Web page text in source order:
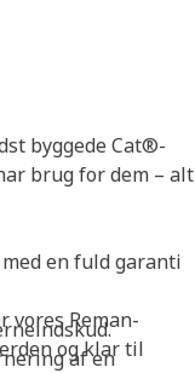
byggede Cat®-
brug for dem – alt
en fuld garanti
vores Reman-
og klar til
af en